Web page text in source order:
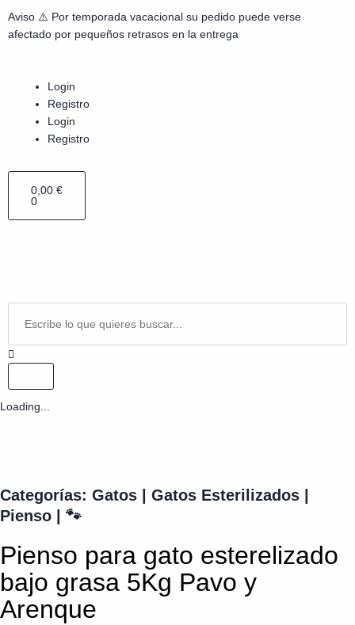
Aviso ⚠️ Por temporada vacacional su pedido puede verse
afectado por pequeños retrasos en la entrega
Login
Registro
Login
Registro
0,00 €
0
Loading...
Categorías: Gatos Gatos Esterilizados
Pienso
🐾
Pienso para gato esterelizado
bajo grasa 5Kg Pavo y
Arenque